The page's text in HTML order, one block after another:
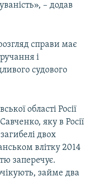
– додав
справи має
і
судового
області Росії
яку в Росії
двох
влітку 2014
заперечує.
займе два